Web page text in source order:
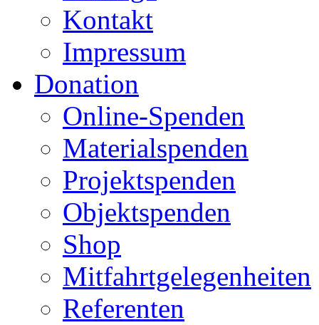
Kontakt
Impressum
Donation
Online-Spenden
Materialspenden
Projektspenden
Objektspenden
Shop
Mitfahrtgelegenheiten
Referenten